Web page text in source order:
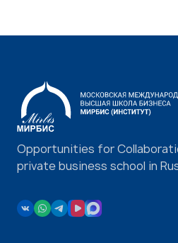
Opportunities for
private business school in